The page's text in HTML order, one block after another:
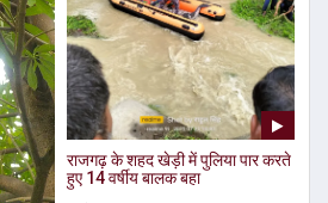
राजगढ़ के शहद खेड़ी में पुलिया पार करते
हुए 14 वर्षीय बालक बहा